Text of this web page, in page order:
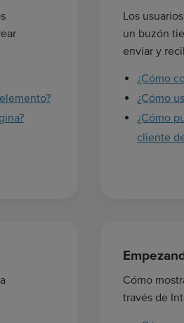
Los
un buzón
enviar y
¿Cómo
¿Cómo
¿Cómo
cliente
Cómo
través de